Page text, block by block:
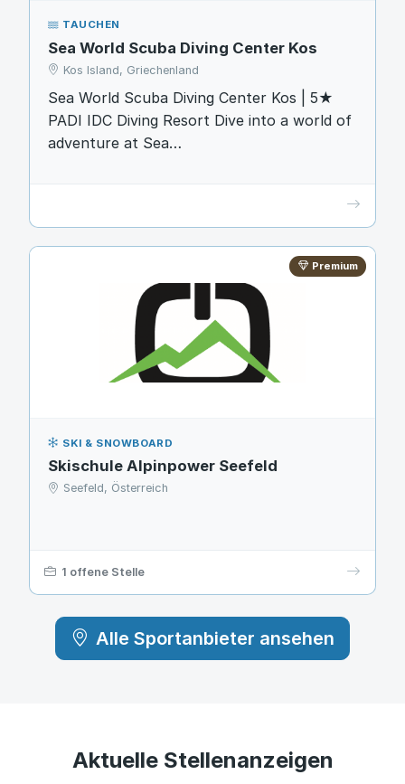
TAUCHEN
Sea World Scuba Diving Center Kos
Kos Island, Griechenland
Sea World Scuba Diving Center Kos | 5★
PADI IDC Diving Resort Dive into a world of
adventure at Sea…
Premium
SKI & SNOWBOARD
Skischule Alpinpower Seefeld
Seefeld, Österreich
1 offene Stelle
Alle Sportanbieter ansehen
Aktuelle Stellenanzeigen